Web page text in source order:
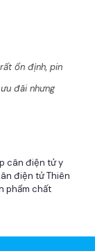
ổn định, pin
đãi nhưng
cân điện tử y
điện tử Thiên
phẩm chất